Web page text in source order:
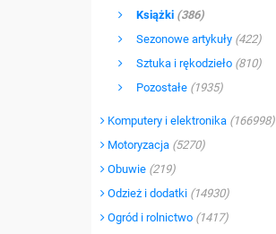
Książki (386)
Sezonowe artykuły (422)
Sztuka i rękodzieło (810)
Pozostałe (1935)
Komputery i elektronika (166998)
Motoryzacja (5270)
Obuwie (219)
Odzież i dodatki (14930)
Ogród i rolnictwo (1417)